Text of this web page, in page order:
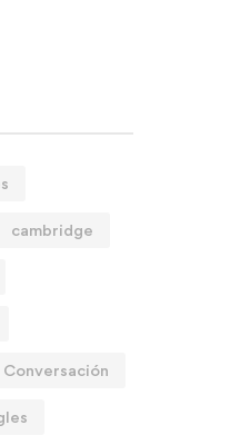
cambridge
Conversación